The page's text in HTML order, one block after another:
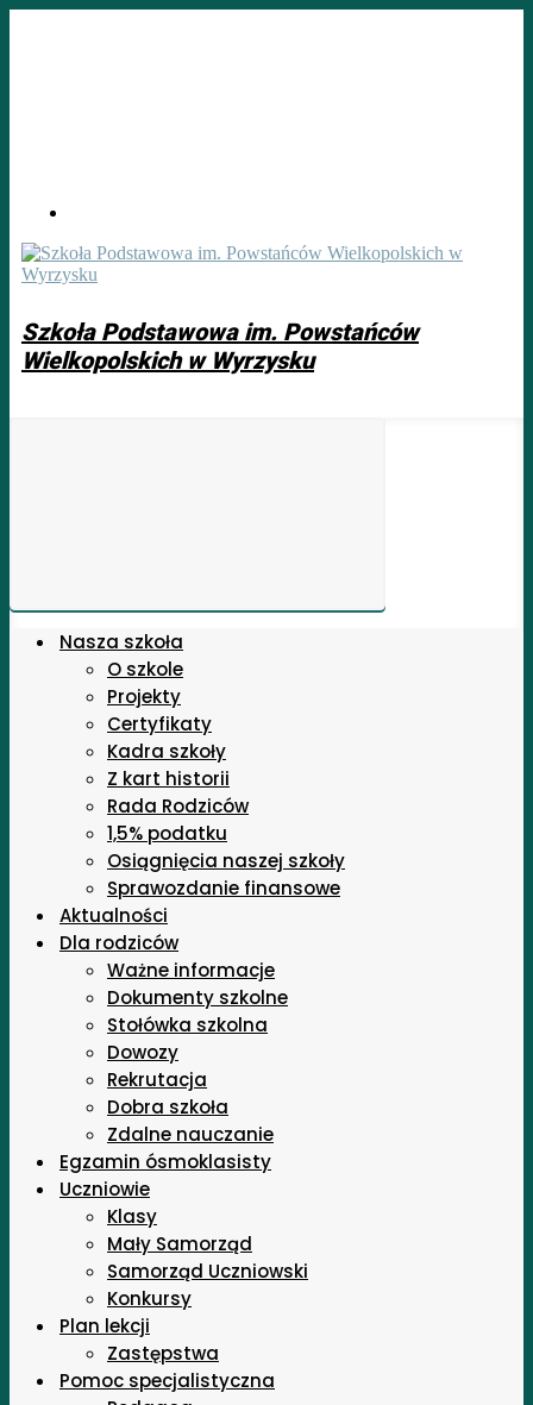
Szkoła Podstawowa im. Powstańców
Wielkopolskich w Wyrzysku
Nasza szkoła
O szkole
Projekty
Certyfikaty
Kadra szkoły
Z kart historii
Rada Rodziców
1,5% podatku
Osiągnięcia naszej szkoły
Sprawozdanie finansowe
Aktualności
Dla rodziców
Ważne informacje
Dokumenty szkolne
Stołówka szkolna
Dowozy
Rekrutacja
Dobra szkoła
Zdalne nauczanie
Egzamin ósmoklasisty
Uczniowie
Klasy
Mały Samorząd
Samorząd Uczniowski
Konkursy
Plan lekcji
Zastępstwa
Pomoc specjalistyczna